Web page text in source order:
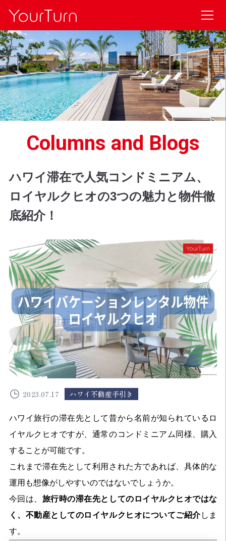
Columns and Blogs
ハワイ滞在で人気コンドミニアム、
ロイヤルクヒオの3つの魅力と物件徹
底紹介！
2023.07.17 ハワイ不動産手引き
ハワイ旅行の滞在先として昔から名前が知られているロ
イヤルクヒオですが、通常のコンドミニアム同様、購入
することが可能です。
これまで滞在先として利用された方であれば、具体的な
運用も想像がしやすいのではないでしょうか。
今回は、 旅行時の滞在先としてのロイヤルクヒオではな
く、不動産としてのロイヤルクヒオについてご紹介しま
す。